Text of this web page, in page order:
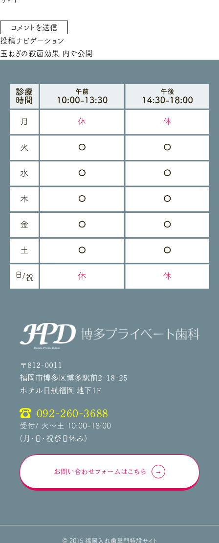
投稿ナビゲーション
玉ねぎの殺菌効果 内で公開
〒812-0011
福岡市博多区博多駅前2-18-25
ホテル日航福岡 地下1F
092-260-3688
受付/ 火～土 10:00-18:00
(月・日・祝祭日休み)
お問い合わせフォームはこちら
© 2015 福岡入れ歯専門特設サイト